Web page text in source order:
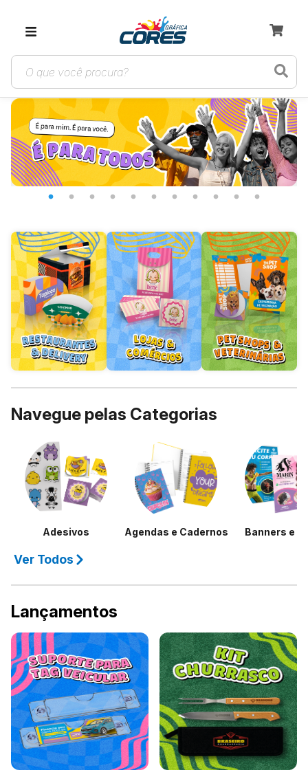
Navegue pelas Categorias
Adesivos Agendas e Cadernos Banners e
Ver Todos
Lançamentos